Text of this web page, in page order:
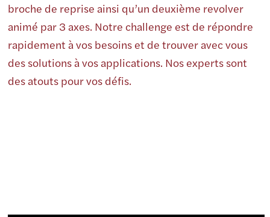
broche de reprise ainsi qu’un deuxième revolver
animé par 3 axes. Notre challenge est de répondre
rapidement à vos besoins et de trouver avec vous
des solutions à vos applications. Nos experts sont
des atouts pour vos défis.